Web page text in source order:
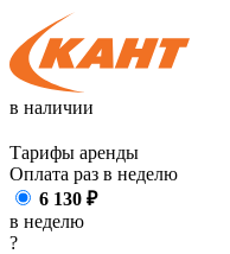
в наличии
Тарифы аренды
Оплата раз в неделю
6 130 ₽
в неделю
?